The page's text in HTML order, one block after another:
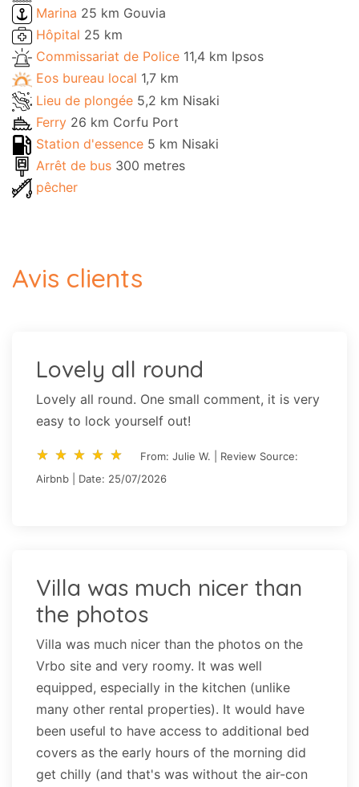
Marina 25 km Gouvia
Hôpital 25 km
Commissariat de Police 11,4 km Ipsos
Eos bureau local 1,7 km
Lieu de plongée 5,2 km Nisaki
Ferry 26 km Corfu Port
Station d'essence 5 km Nisaki
Arrêt de bus 300 metres
pêcher
Avis clients
Lovely all round
Lovely all round. One small comment, it is very
easy to lock yourself out!
star_rate star_rate star_rate star_rate star_rate
star_rate star_rate star_rate star_rate star_rate
From: Julie W. | Review Source:
Airbnb | Date: 25/07/2026
Villa was much nicer than
the photos
Villa was much nicer than the photos on the
Vrbo site and very roomy. It was well
equipped, especially in the kitchen (unlike
many other rental properties). It would have
been useful to have access to additional bed
covers as the early hours of the morning did
get chilly (and that's was without the air-con